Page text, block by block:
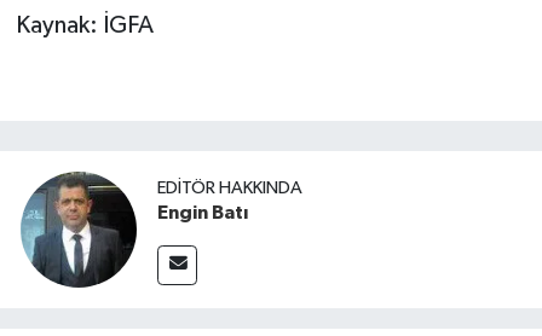
Kaynak: İGFA
EDITÖR HAKKINDA
Engin Batı